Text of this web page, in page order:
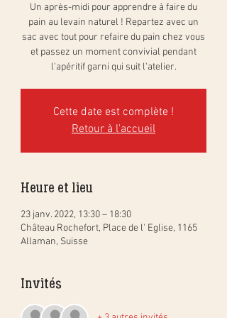
Un après-midi pour apprendre à faire du
pain au levain naturel ! Repartez avec un
sac avec tout pour refaire du pain chez vous
et passez un moment convivial pendant
l'apéritif garni qui suit l'atelier.
Cette date est complète !
Retour à l'accueil
Heure et lieu
23 janv. 2022, 13:30 – 18:30
Château Rochefort, Place de l' Eglise, 1165
Allaman, Suisse
Invités